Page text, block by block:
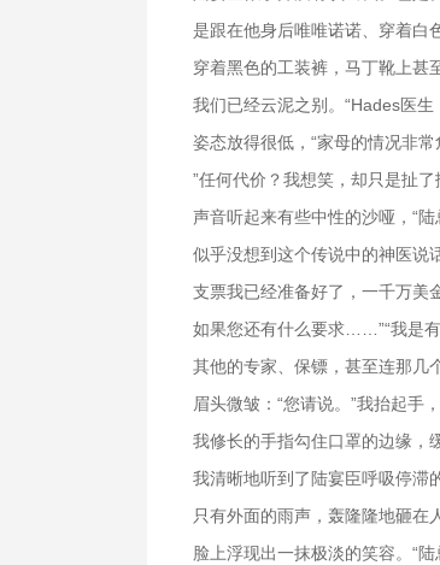
是跟在他身后唯唯诺诺、穿着白
穿着黑色的工装裤，马丁靴上甚
我们已经云泥之别。“Hades医生
姿态放得很低，“家母的情况非
”任何代价？我想笑，却只是扯了
声音听起来有些中性的沙哑，“
似乎没想到这个传说中的神医说
支票我已经准备好了，一千万美
如果您还有什么要求……”“我是有
其他的专家、保镖，甚至连那几
眉头微皱：“您请说。”我抬起手
我修长的手指勾住口罩的边缘，
我清晰地听到了陆宴臣呼吸停滞
只有外面的雨声，轰隆隆地砸在
脸上浮现出一抹极淡的笑容。“